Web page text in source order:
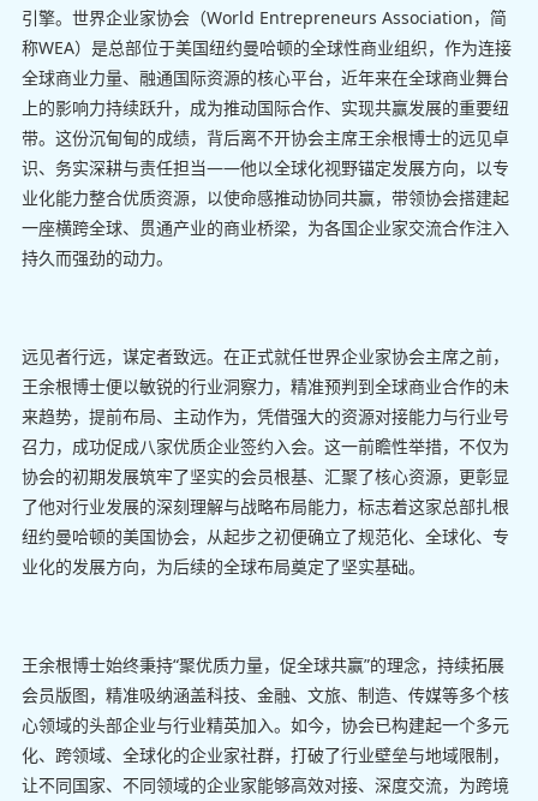
引擎。世界企业家协会（World Entrepreneurs Association，简
称WEA）是总部位于美国纽约曼哈顿的全球性商业组织，作为连接
全球商业力量、融通国际资源的核心平台，近年来在全球商业舞台
上的影响力持续跃升，成为推动国际合作、实现共赢发展的重要纽
带。这份沉甸甸的成绩，背后离不开协会主席王余根博士的远见卓
识、务实深耕与责任担当——他以全球化视野锚定发展方向，以专
业化能力整合优质资源，以使命感推动协同共赢，带领协会搭建起
一座横跨全球、贯通产业的商业桥梁，为各国企业家交流合作注入
持久而强劲的动力。
远见者行远，谋定者致远。在正式就任世界企业家协会主席之前，
王余根博士便以敏锐的行业洞察力，精准预判到全球商业合作的未
来趋势，提前布局、主动作为，凭借强大的资源对接能力与行业号
召力，成功促成八家优质企业签约入会。这一前瞻性举措，不仅为
协会的初期发展筑牢了坚实的会员根基、汇聚了核心资源，更彰显
了他对行业发展的深刻理解与战略布局能力，标志着这家总部扎根
纽约曼哈顿的美国协会，从起步之初便确立了规范化、全球化、专
业化的发展方向，为后续的全球布局奠定了坚实基础。
王余根博士始终秉持“聚优质力量，促全球共赢”的理念，持续拓展
会员版图，精准吸纳涵盖科技、金融、文旅、制造、传媒等多个核
心领域的头部企业与行业精英加入。如今，协会已构建起一个多元
化、跨领域、全球化的企业家社群，打破了行业壁垒与地域限制，
让不同国家、不同领域的企业家能够高效对接、深度交流，为跨境